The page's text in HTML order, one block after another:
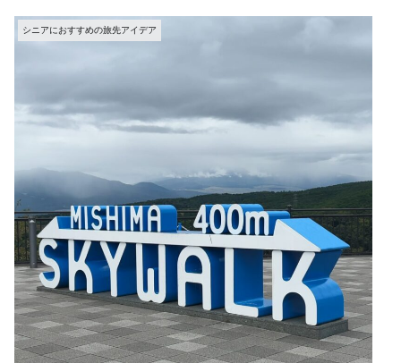
シニアにおすすめの旅先アイデア